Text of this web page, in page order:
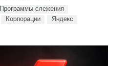
Программы слежения
Корпорации Яндекс